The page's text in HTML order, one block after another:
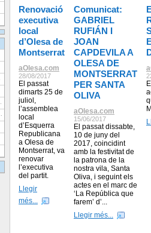
Renovació
executiva
local
d’Olesa de
Montserrat
aOlesa.com
28/08/2017
El passat
dimarts 25 de
juliol,
l’assemblea
local
d’Esquerra
Republicana
a Olesa de
Montserrat, va
renovar
l’executiva
del partit.
Llegir
més...
Comunicat:
GABRIEL
RUFIÁN I
JOAN
CAPDEVILA A
OLESA DE
MONTSERRAT
PER SANTA
OLIVA
aOlesa.com
15/06/2017
El passat dissabte,
10 de juny del
2017, coincidint
amb la festivitat de
la patrona de la
nostra vila, Santa
Oliva, i seguint els
actes en el marc de
‘La República que
farem’ d’...
Llegir més...